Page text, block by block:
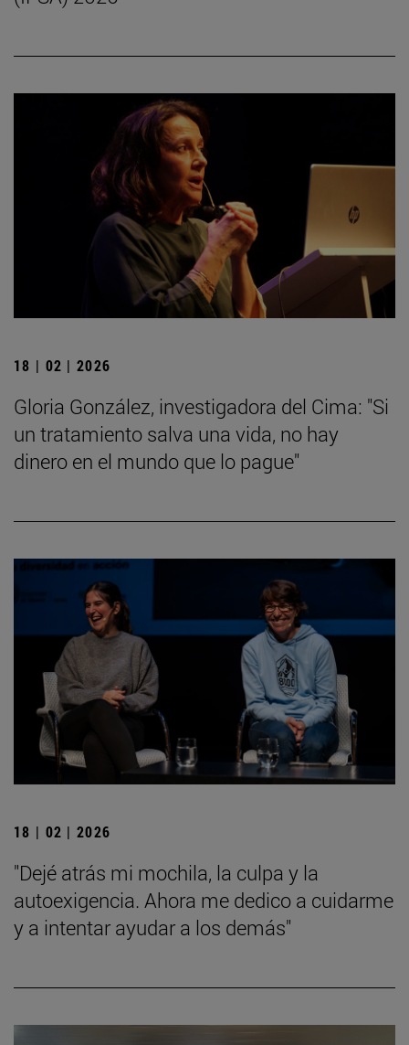
18 | 02 | 2026
Gloria González, investigadora del Cima: "Si
un tratamiento salva una vida, no hay
dinero en el mundo que lo pague"
18 | 02 | 2026
"Dejé atrás mi mochila, la culpa y la
autoexigencia. Ahora me dedico a cuidarme
y a intentar ayudar a los demás"